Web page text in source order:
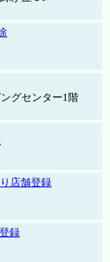
グセンター1階
店舗登録
録